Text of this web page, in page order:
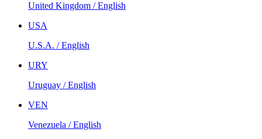
United Kingdom / English
USA
U.S.A. / English
URY
Uruguay / English
VEN
Venezuela / English